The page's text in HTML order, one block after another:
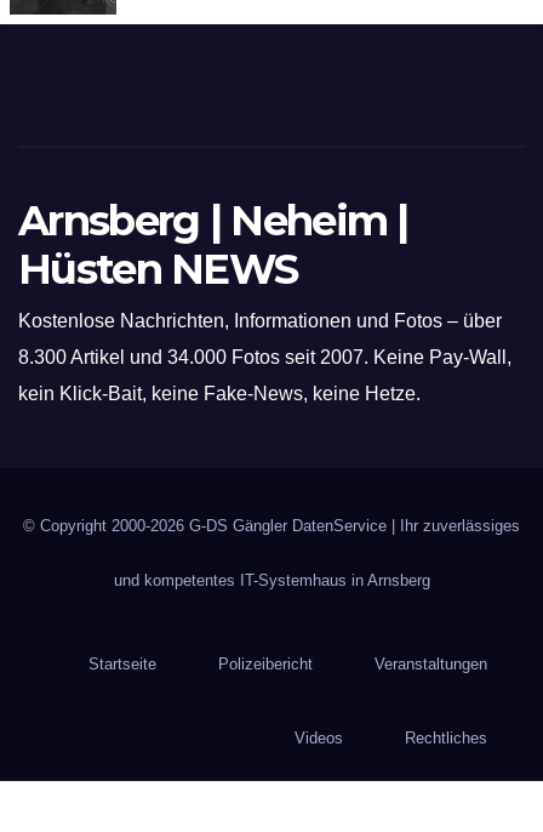
Arnsberg | Neheim |
Hüsten NEWS
Kostenlose Nachrichten, Informationen und Fotos – über
8.300 Artikel und 34.000 Fotos seit 2007. Keine Pay-Wall,
kein Klick-Bait, keine Fake-News, keine Hetze.
© Copyright 2000-2026 G-DS Gängler DatenService | Ihr zuverlässiges
und kompetentes IT-Systemhaus in Arnsberg
Startseite Polizeibericht Veranstaltungen
Videos Rechtliches